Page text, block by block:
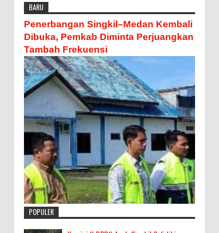
BARU
Penerbangan Singkil–Medan Kembali
Dibuka, Pemkab Diminta Perjuangkan
Tambah Frekuensi
POPULER